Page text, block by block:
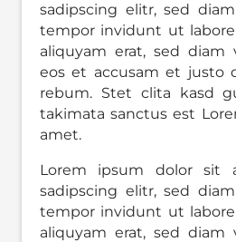
sadipscing elitr, sed
tempor invidunt ut
aliquyam erat, sed diam
eos et accusam et justo
rebum. Stet clita kasd
takimata sanctus est
amet.
Lorem ipsum dolor sit
sadipscing elitr, sed
tempor invidunt ut
aliquyam erat, sed diam